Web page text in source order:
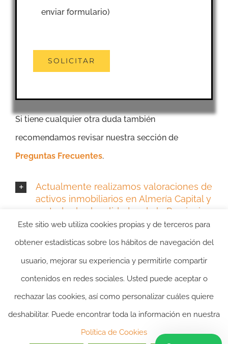
enviar formulario)
Si tiene cualquier otra duda también
recomendamos revisar nuestra sección de
Preguntas Frecuentes.
Actualmente realizamos valoraciones de
activos inmobiliarios en Almería Capital y
en todas las localidades de la Provincia
de Almería:
|
Este sitio web utiliza cookies propias y de terceros para
obtener estadísticas sobre los hábitos de navegación del
usuario, mejorar su experiencia y permitirle compartir
contenidos en redes sociales. Usted puede aceptar o
rechazar las cookies, así como personalizar cuáles quiere
deshabilitar. Puede encontrar toda la información en nuestra
Política de Cookies